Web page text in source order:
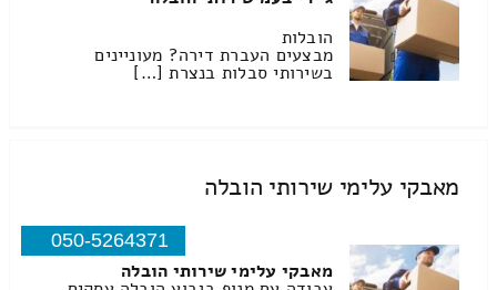
הובלות
מבצעים העברת דירה? מעוניינים
בשירותי סבלות בנצרת […]
מאבקי עלימי שירותי הובלה
050-5264371
מאבקי עלימי שירותי הובלה